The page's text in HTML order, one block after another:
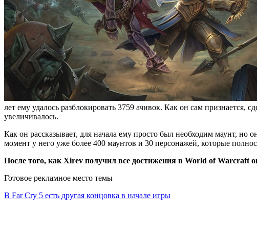
лет ему удалось разблокировать 3759 ачивок. Как он сам признается,
увеличивалось.
Как он рассказывает, для начала ему просто был необходим маунт,
момент у него уже более 400 маунтов и 30 персонажей, которые
После того, как Xirev получил все достижения в World of Warcraft
Готовое рекламное место темы
В Far Cry 5 есть другая концовка в начале игры